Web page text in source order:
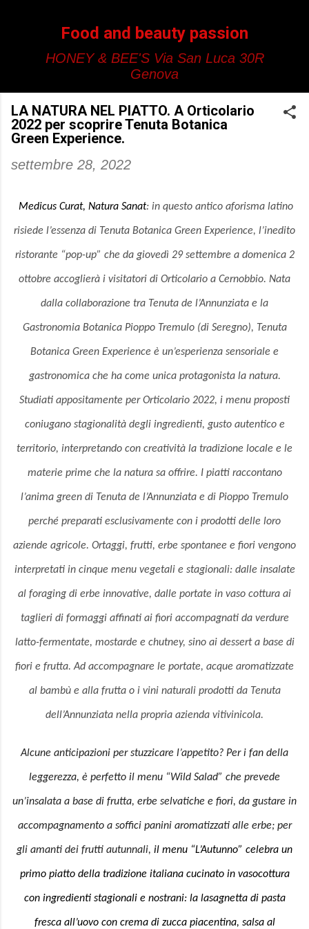
Food and beauty passion
HONEY & BEE'S Via San Luca 30R
Genova
LA NATURA NEL PIATTO. A Orticolario
2022 per scoprire Tenuta Botanica
Green Experience.
settembre 28, 2022
Medicus Curat, Natura Sanat: in questo antico aforisma latino
risiede l’essenza di Tenuta Botanica Green Experience, l’inedito
ristorante “pop-up” che da giovedì 29 settembre a domenica 2
ottobre accoglierà i visitatori di Orticolario a Cernobbio. Nata
dalla collaborazione tra Tenuta de l’Annunziata e la
Gastronomia Botanica Pioppo Tremulo (di Seregno), Tenuta
Botanica Green Experience è un’esperienza sensoriale e
gastronomica che ha come unica protagonista la natura.
Studiati appositamente per Orticolario 2022, i menu proposti
coniugano stagionalità degli ingredienti, gusto autentico e
territorio, interpretando con creatività la tradizione locale e le
materie prime che la natura sa offrire. I piatti raccontano
l’anima green di Tenuta de l’Annunziata e di Pioppo Tremulo
perché preparati esclusivamente con i prodotti delle loro
aziende agricole. Ortaggi, frutti, erbe spontanee e fiori vengono
interpretati in cinque menu vegetali e stagionali: dalle insalate
al foraging di erbe innovative, dalle portate in vaso cottura ai
taglieri di formaggi affinati ai fiori accompagnati da verdure
latto-fermentate, mostarde e chutney, sino ai dessert a base di
fiori e frutta. Ad accompagnare le portate, acque aromatizzate
al bambù e alla frutta o i vini naturali prodotti da Tenuta
dell’Annunziata nella propria azienda vitivinicola.
Alcune anticipazioni per stuzzicare l’appetito? Per i fan della
leggerezza, è perfetto il menu “Wild Salad” che prevede
un’insalata a base di frutta, erbe selvatiche e fiori, da gustare in
accompagnamento a soffici panini aromatizzati alle erbe; per
gli amanti dei frutti autunnali, il menu “L’Autunno” celebra un
primo piatto della tradizione italiana cucinato in vasocottura
con ingredienti stagionali e nostrani: la lasagnetta di pasta
fresca all’uovo con crema di zucca piacentina, salsa al